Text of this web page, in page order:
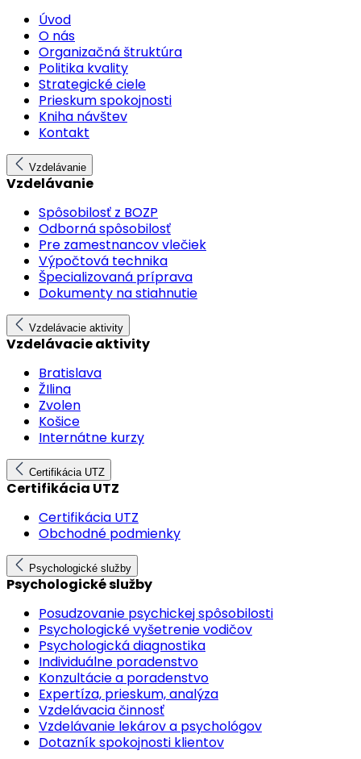
Úvod
O nás
Organizačná štruktúra
Politika kvality
Strategické ciele
Prieskum spokojnosti
Kniha návštev
Kontakt
Vzdelávanie
Vzdelávanie
Spôsobilosť z BOZP
Odborná spôsobilosť
Pre zamestnancov vlečiek
Výpočtová technika
Špecializovaná príprava
Dokumenty na stiahnutie
Vzdelávacie aktivity
Vzdelávacie aktivity
Bratislava
ŽIlina
Zvolen
Košice
Internátne kurzy
Certifikácia UTZ
Certifikácia UTZ
Certifikácia UTZ
Obchodné podmienky
Psychologické služby
Psychologické služby
Posudzovanie psychickej spôsobilosti
Psychologické vyšetrenie vodičov
Psychologická diagnostika
Individuálne poradenstvo
Konzultácie a poradenstvo
Expertíza, prieskum, analýza
Vzdelávacia činnosť
Vzdelávanie lekárov a psychológov
Dotazník spokojnosti klientov